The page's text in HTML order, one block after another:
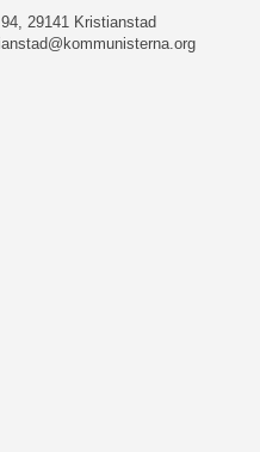
29141 Kristianstad